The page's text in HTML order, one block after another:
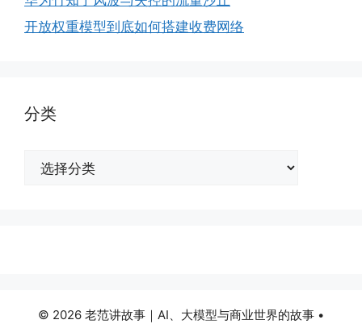
开放权重模型到底如何搭建收费网络
分类
© 2026 老范讲故事｜AI、大模型与商业世界的故事 •